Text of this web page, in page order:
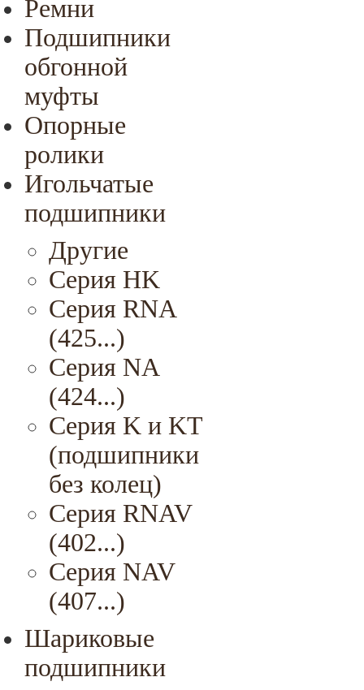
Ремни
Подшипники
обгонной
муфты
Опорные
ролики
Игольчатые
подшипники
Другие
Серия HK
Серия RNA
(425...)
Серия NA
(424...)
Серия K и KT
(подшипники
без колец)
Серия RNAV
(402...)
Серия NAV
(407...)
Шариковые
подшипники